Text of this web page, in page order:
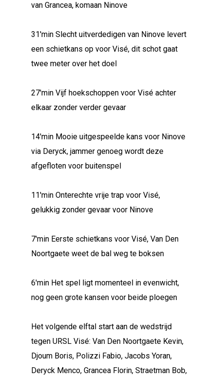
van Grancea, komaan Ninove
31'min Slecht uitverdedigen van Ninove levert
een schietkans op voor Visé, dit schot gaat
twee meter over het doel
27'min Vijf hoekschoppen voor Visé achter
elkaar zonder verder gevaar
14'min Mooie uitgespeelde kans voor Ninove
via Deryck, jammer genoeg wordt deze
afgefloten voor buitenspel
11'min Onterechte vrije trap voor Visé,
gelukkig zonder gevaar voor Ninove
7'min Eerste schietkans voor Visé, Van Den
Noortgaete weet de bal weg te boksen
6'min Het spel ligt momenteel in evenwicht,
nog geen grote kansen voor beide ploegen
Het volgende elftal start aan de wedstrijd
tegen URSL Visé: Van Den Noortgaete Kevin,
Djoum Boris, Polizzi Fabio, Jacobs Yoran,
Deryck Menco, Grancea Florin, Straetman Bob,